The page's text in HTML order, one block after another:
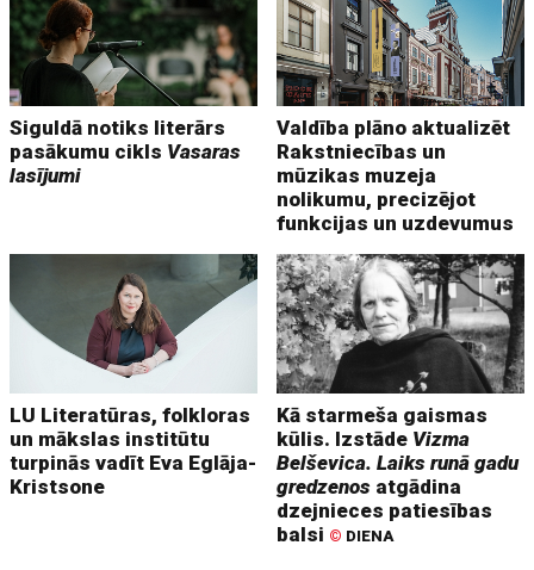
Siguldā notiks literārs
pasākumu cikls Vasaras
lasījumi
Valdība plāno aktualizēt
Rakstniecības un
mūzikas muzeja
nolikumu, precizējot
funkcijas un uzdevumus
LU Literatūras, folkloras
un mākslas institūtu
turpinās vadīt Eva Eglāja-
Kristsone
Kā starmeša gaismas
kūlis. Izstāde Vizma
Belševica. Laiks runā gadu
gredzenos atgādina
dzejnieces patiesības
balsi © DIENA